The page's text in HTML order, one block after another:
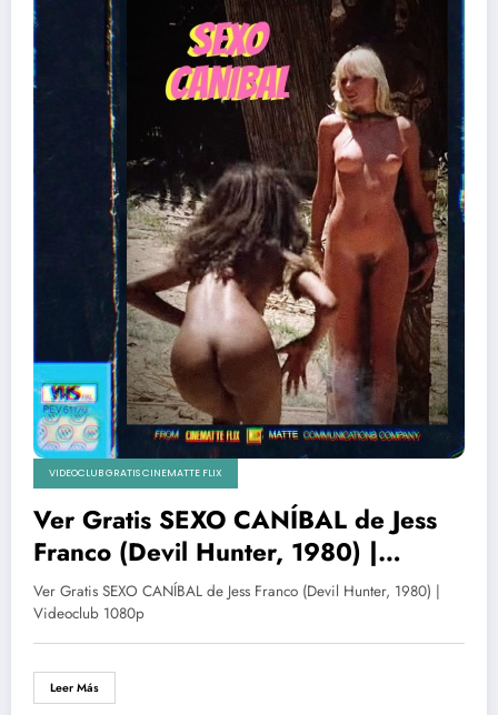
VIDEOCLUB GRATIS CINEMATTE FLIX
Ver Gratis SEXO CANÍBAL de Jess
Franco (Devil Hunter, 1980) |
Videoclub 1080p
Ver Gratis SEXO CANÍBAL de Jess Franco (Devil Hunter, 1980) |
Videoclub 1080p
Leer Más